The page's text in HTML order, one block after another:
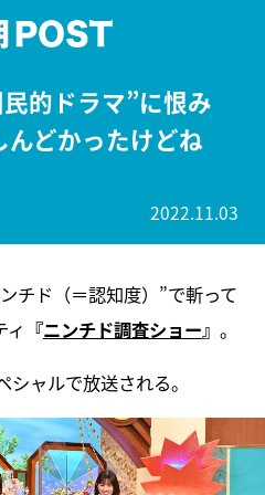
的ドラマ”に恨み
どかったけどね
2022.11.03
チド（＝認知度）”で斬って
ィ 『ニンチド調査ショー』 。
ャルで放送される。